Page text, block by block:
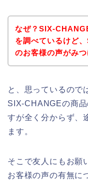
なぜ？SIX-
を調べているけど
のお客様の声がみつ
と、思っているので
SIX-CHANGEの商
すが全く分からず、
ます。
そこで友人にもお願
お客様の声の有無に